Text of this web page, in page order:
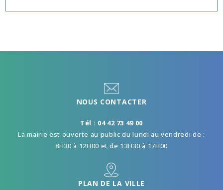
NOUS CONTACTER
Tél : 04 42 73 49 00
La mairie est ouverte au public du lundi au vendredi de :
8H30 à 12H00 et de 13H30 à 17H00
PLAN DE LA VILLE